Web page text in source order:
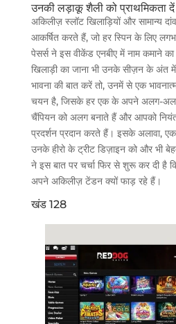
उनकी लड़ाकू शैली को प्राथमिकता दें
अकिलीज़ स्लॉट खिलाड़ियों और सामान्य
आकर्षित करते हैं, जो हर स्पिन के लिए
पेसर्स ने इस वीकेंड एनबीए में नाम कमाने का
खिलाड़ी का जाना भी उनके सीज़न के अंत
भावना की बात करें तो, उनमें से एक
चयन है, जिसके हर एक के अपने अलग-
चैंपियन को अलग बनाते हैं और आपको
प्रदर्शन प्रदान करते हैं। इसके अलावा,
उनके हीरो के ट्रीट डिज़ाइन को और भी
ने इस बात पर चर्चा फिर से शुरू कर दी है
अपने अकिलीज़ टेंडन क्यों फाड़ रहे हैं।
खंड 128